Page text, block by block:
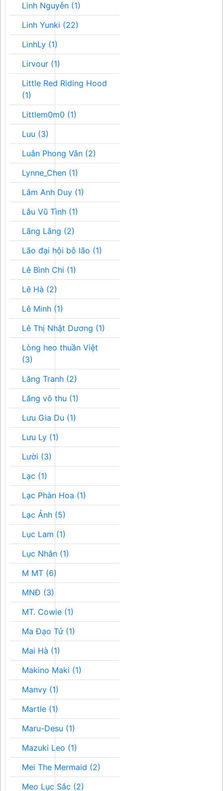
Linh Nguyễn (1)
Linh Yunki (22)
LinhLy (1)
Lirvour (1)
Little Red Riding Hood
(1)
Littlem0m0 (1)
Luu (3)
Luân Phong Vân (2)
Lynne_Chen (1)
Lâm Anh Duy (1)
Lâu Vũ Tình (1)
Lãng Lãng (2)
Lão đại hội bô lão (1)
Lê Bình Chi (1)
Lê Hà (2)
Lê Minh (1)
Lê Thị Nhật Dương (1)
Lòng heo thuần Việt
(3)
Lăng Tranh (2)
Lăng vô thu (1)
Lưu Gia Du (1)
Lưu Ly (1)
Lười (3)
Lạc (1)
Lạc Phàn Hoa (1)
Lạc Ảnh (5)
Lục Lam (1)
Lục Nhân (1)
M MT (6)
MNĐ (3)
MT. Cowie (1)
Ma Đạo Tử (1)
Mai Hà (1)
Makino Maki (1)
Manvy (1)
Martle (1)
Maru-Desu (1)
Mazuki Leo (1)
Mei The Mermaid (2)
Meo Lục Sắc (2)